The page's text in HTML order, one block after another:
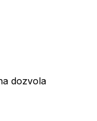
dozvola